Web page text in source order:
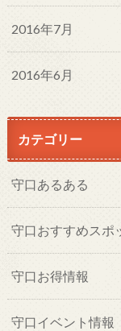
2016年7月
2016年6月
カテゴリー
守口あるある
守口おすすめスポ
守口お得情報
守口イベント情報